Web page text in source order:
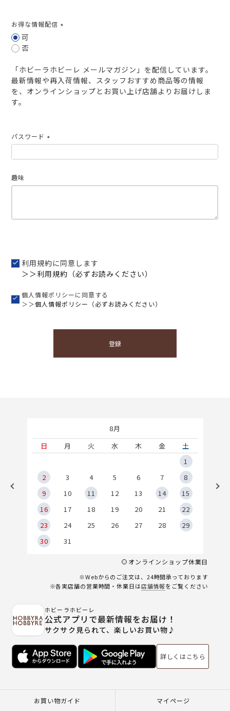
お得な情報配信
可
否
「ホビーラホビーレ メールマガジン」を配信しています。
最新情報や再入荷情報、スタッフおすすめ商品等の情報
を、オンラインショップとお買い上げ店舗よりお届けしま
す。
パスワード
須)
趣味
利用規約に同意します
＞＞利用規約（必ずお読みください）
個人情報ポリシーに同意する
＞＞個人情報ポリシー（必ずお読みください）
登録
8月
日
月 火 水 木 金
土
1
2
3 4 5 6 7
8
9
10 11 12 13 14
15
16
17 18 19 20 21
22
23
24 25 26 27 28
29
30
31
オンラインショップ休業日
※Webからのご注文は、24時間承っております
※各実店舗の営業時間・休業日は店舗情報をご覧ください
ホビーラホビーレ
公式アプリで最新情報をお届け！
サクサク見られて、楽しいお買い物♪
詳しくはこちら
お買い物ガイド マイページ